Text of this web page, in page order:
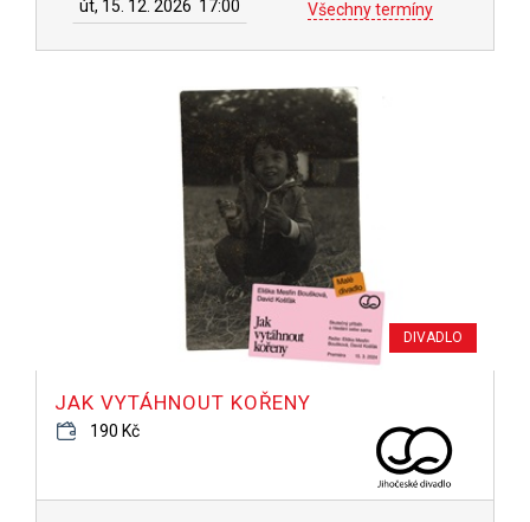
út, 15. 12. 2026 17:00 Všechny termíny
DIVADLO
JAK VYTÁHNOUT KOŘENY
190 Kč